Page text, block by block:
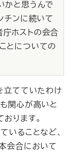
かと思うんで
チンに続いて
ホストの会合
とについての
立てていたわけ
関心が高いと
ります。
いることなど、
会合において